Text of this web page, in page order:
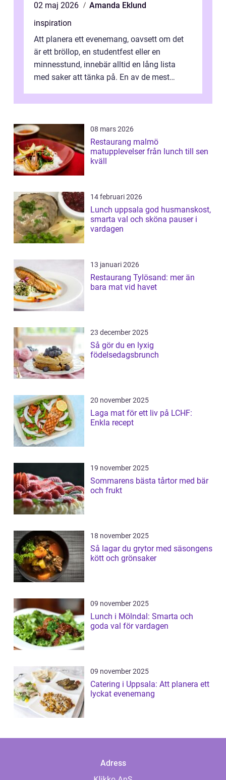
02 maj 2026
Amanda Eklund
inspiration
Att planera ett evenemang, oavsett om det
är ett bröllop, en studentfest eller en
minnesstund, innebär alltid en lång lista
med saker att tänka på. En av de mest
08 mars 2026
Restaurang malmö
matupplevelser från lunch till sen
kväll
14 februari 2026
Lunch uppsala god husmanskost,
smarta val och sköna pauser i
vardagen
13 januari 2026
Restaurang Tylösand: mer än
bara mat vid havet
23 december 2025
Så gör du en lyxig
födelsedagsbrunch
20 november 2025
Laga mat för ett liv på LCHF:
Enkla recept
19 november 2025
Sommarens bästa tårtor med bär
och frukt
18 november 2025
Så lagar du grytor med säsongens
kött och grönsaker
09 november 2025
Lunch i Mölndal: Smarta och
goda val för vardagen
09 november 2025
Catering i Uppsala: Att planera ett
lyckat evenemang
Adress